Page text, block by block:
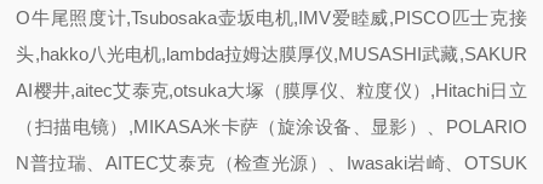
O牛尾照度计,Tsubosaka壶坂电机,IMV爱睦威,PISCO匹士克接
头,hakko八光电机,lambda拉姆达膜厚仪,MUSASHI武藏,SAKUR
AI樱井,aitec艾泰克,otsuka大塚（膜厚仪、粒度仪）,Hitachi日立
（扫描电镜）,MIKASA米卡萨（旋涂设备、显影）、POLARIO
N普拉瑞、AITEC艾泰克（检查光源）、Iwasaki岩崎、OTSUK